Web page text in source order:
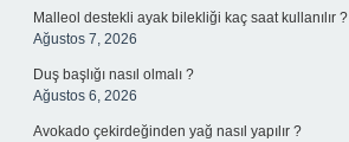
Malleol destekli ayak bilekliği kaç saat kullanılır ?
Ağustos 7, 2026
Duş başlığı nasıl olmalı ?
Ağustos 6, 2026
Avokado çekirdeğinden yağ nasıl yapılır ?